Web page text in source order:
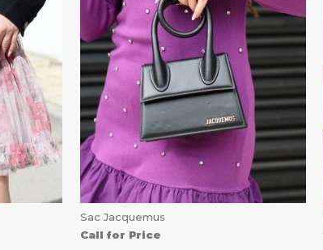
Sac Jacquemus
Call for Price